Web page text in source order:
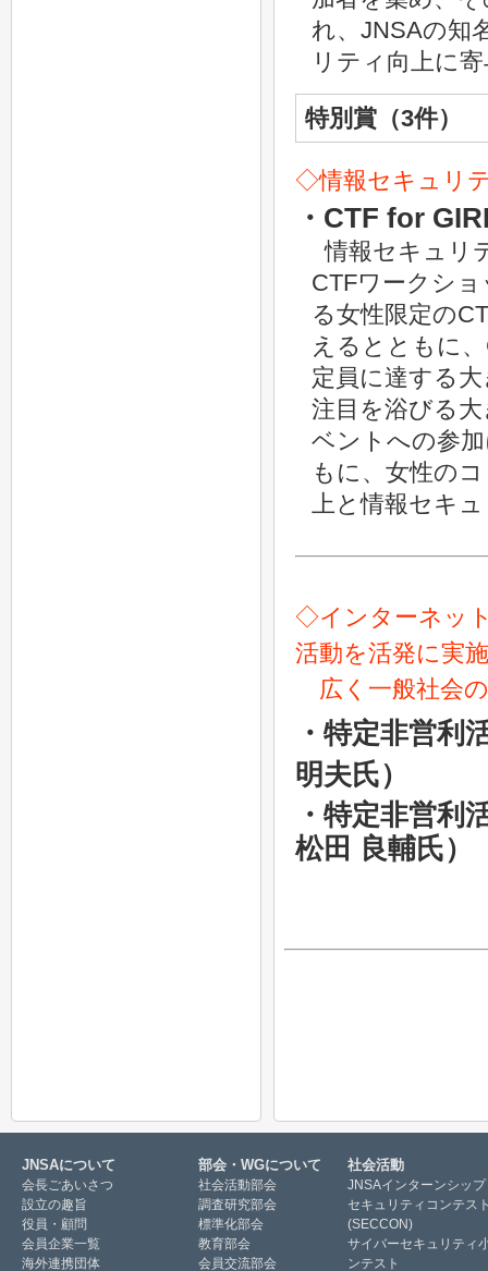
れ、JNSAの知
リティ向上に
特別賞（3件）
◇情報セキュリ
・CTF for
情報セキュリ
CTFワークシ
る女性限定の
えるとともに
定員に達する
注目を浴びる
ベントへの参
もに、女性の
上と情報セキ
◇インターネッ
活動を活発に実
広く一般社会
・特定非営利
明夫氏）
・特定非営利
松田 良輔氏）
JNSAについて
会長ごあいさつ
設立の趣旨
役員・顧問
会員企業一覧
海外連携団体
部会・WGについて
社会活動部会
調査研究部会
標準化部会
教育部会
会員交流部会
社会活動
JNSAインターンシップ
セキュリティコンテス
(SECCON)
サイバーセキュリティ
ンテスト